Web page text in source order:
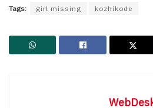
Tags: girl missing kozhikode